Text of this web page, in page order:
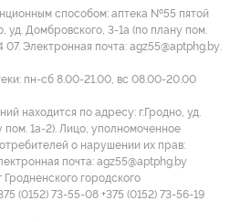
способом: аптека №55 пятой
уд. Домбровского, 3-1а (по плану пом.
07. Электронная почта: agz55@aptphg.by.
пн-сб 8.00-21.00, вс 08.00-20.00
находится по адресу: г.Гродно, уд.
пом. 1а-2). Лицо, уполномоченное
о нарушении их прав:
почта: agz55@aptphg.by
городского
(0152) 73-55-08 +375 (0152) 73-56-19